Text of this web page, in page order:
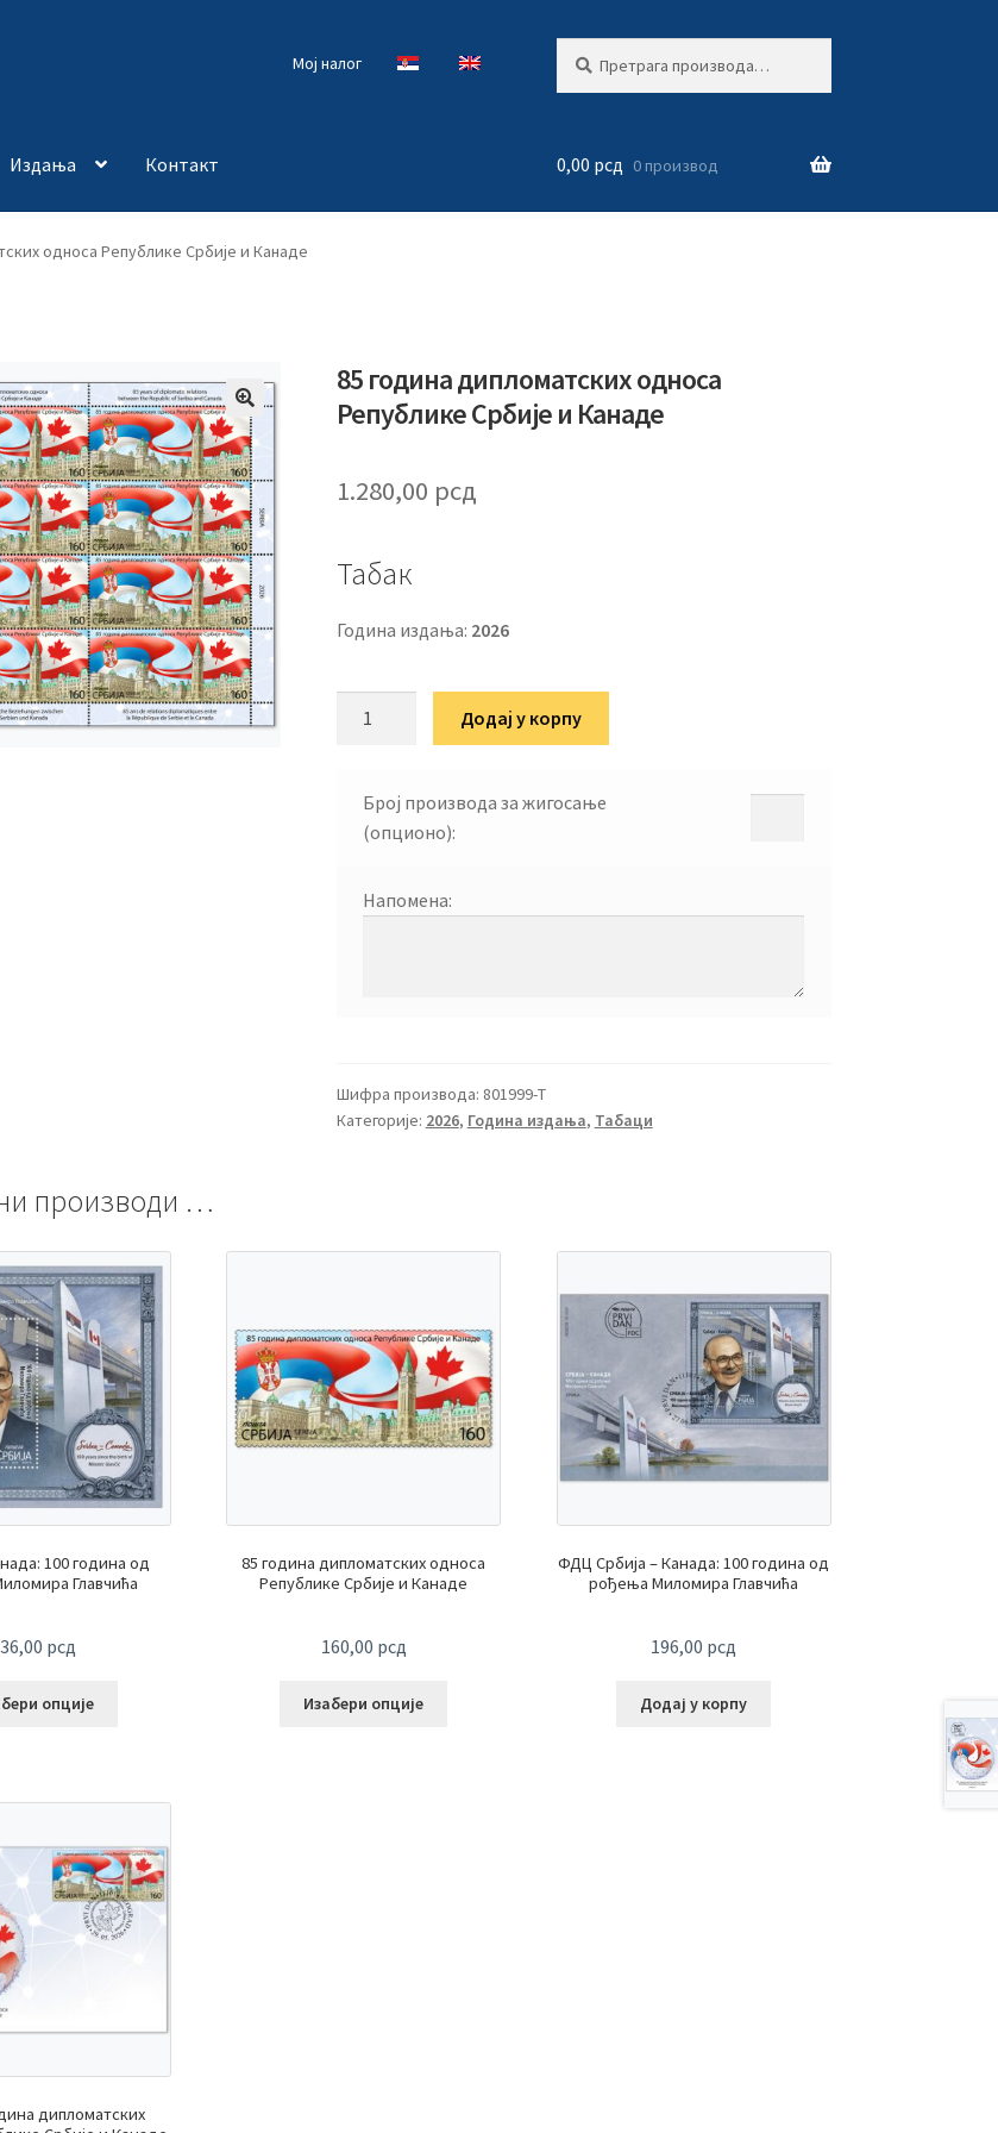
Мој налог
Издања Контакт 0,00 рсд 0 производ
односа Републике Србије и Канаде
🔍
85 година дипломатских односа
Републике Србије и Канаде
1.280,00 рсд
Табак
Година издања: 2026
односа
Републике
Канаде
Додај у корпу
Број производа за жигосање
(опционо):
Напомена:
Шифра производа: 801999-Т
Категорије: 2026, Година издања, Табаци
производи …
100 година од
Главчића
рсд
опције
85 година дипломатских односа
Републике Србије и Канаде
160,00 рсд
Изабери опције
ФДЦ Србија – Канада: 100 година од
рођења Миломира Главчића
196,00 рсд
Додај у корпу
дипломатских